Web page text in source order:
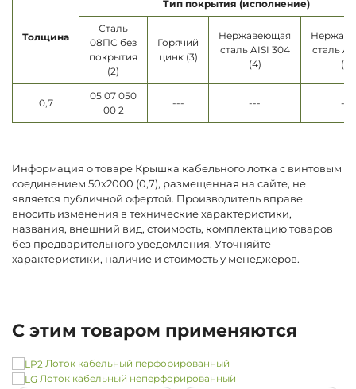
Толщина
Тип покрытия (исполнение)
Сталь
08ПС без
покрытия
(2)
Горячий
цинк (3)
Нержавеющая
сталь AISI 304
(4)
сталь
(5)
0,7
05 07 050
00 2
--- --- ---
Информация о товаре Крышка кабельного лотка с винтовым
соединением 50х2000 (0,7), размещенная на сайте, не
является публичной офертой. Производитель вправе
вносить изменения в технические характеристики,
названия, внешний вид, стоимость, комплектацию товаров
без предварительного уведомления. Уточняйте
характеристики, наличие и стоимость у менеджеров.
С этим товаром применяются
Лоток кабельный перфорированный
Лоток кабельный неперфорированный